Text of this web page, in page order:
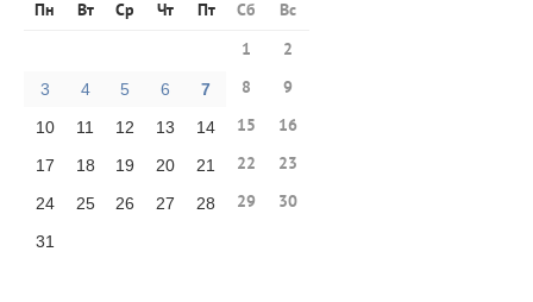
Пн Вт Ср Чт Пт Сб
Вс
1
2
3 4 5 6 7 8 9
10 11 12 13 14 15 16
17 18 19 20 21 22 23
24 25 26 27 28 29 30
31